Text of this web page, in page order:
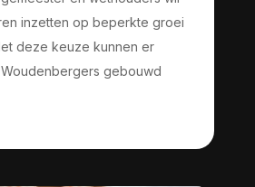
inzetten op beperkte groei
deze keuze kunnen er
gebouwd